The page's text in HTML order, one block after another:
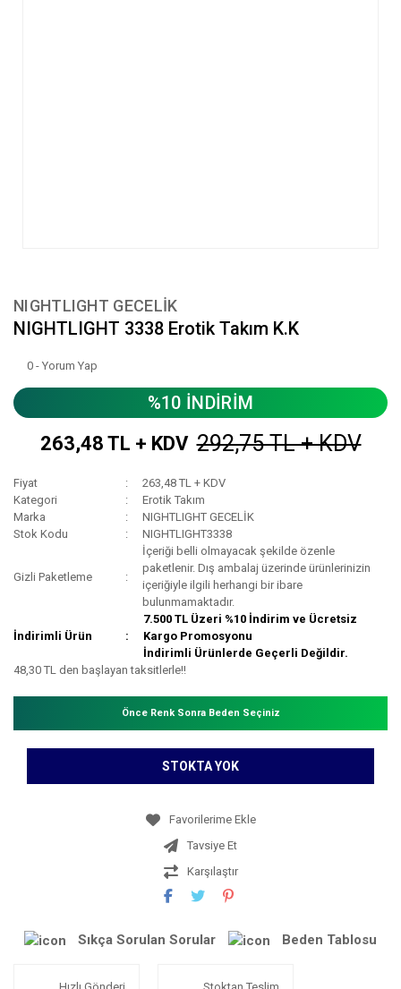
NIGHTLIGHT GECELİK
NIGHTLIGHT 3338 Erotik Takım K.K
0 - Yorum Yap
%10 İNDİRİM
263,48 TL + KDV 292,75 TL + KDV
Fiyat
263,48 TL + KDV
Kategori
Erotik Takım
Marka
NIGHTLIGHT GECELİK
Stok Kodu
NIGHTLIGHT3338
Gizli Paketleme
İçeriği belli olmayacak şekilde özenle
paketlenir. Dış ambalaj üzerinde ürünlerinizin
içeriğiyle ilgili herhangi bir ibare
bulunmamaktadır.
İndirimli Ürün
7.500 TL Üzeri %10 İndirim ve Ücretsiz
Kargo Promosyonu
İndirimli Ürünlerde Geçerli Değildir.
48,30 TL den başlayan taksitlerle!!
Önce Renk Sonra Beden Seçiniz
STOKTA YOK
Tavsiye Et
Karşılaştır
Sıkça Sorulan Sorular Beden Tablosu